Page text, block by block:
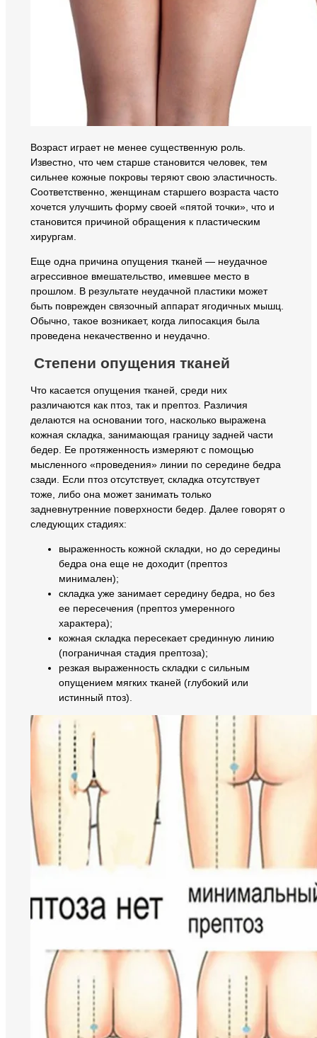
Возраст играет не менее существенную роль.
Известно, что чем старше становится человек, тем
сильнее кожные покровы теряют свою эластичность.
Соответственно, женщинам старшего возраста часто
хочется улучшить форму своей «пятой точки», что и
становится причиной обращения к пластическим
хирургам.
Еще одна причина опущения тканей — неудачное
агрессивное вмешательство, имевшее место в
прошлом. В результате неудачной пластики может
быть поврежден связочный аппарат ягодичных мышц.
Обычно, такое возникает, когда липосакция была
проведена некачественно и неудачно.
Степени опущения тканей
Что касается опущения тканей, среди них
различаются как птоз, так и прептоз. Различия
делаются на основании того, насколько выражена
кожная складка, занимающая границу задней части
бедер. Ее протяженность измеряют с помощью
мысленного «проведения» линии по середине бедра
сзади. Если птоз отсутствует, складка отсутствует
тоже, либо она может занимать только
задневнутренние поверхности бедер. Далее говорят о
следующих стадиях:
выраженность кожной складки, но до середины
бедра она еще не доходит (прептоз
минимален);
складка уже занимает середину бедра, но без
ее пересечения (прептоз умеренного
характера);
кожная складка пересекает срединную линию
(пограничная стадия прептоза);
резкая выраженность складки с сильным
опущением мягких тканей (глубокий или
истинный птоз).